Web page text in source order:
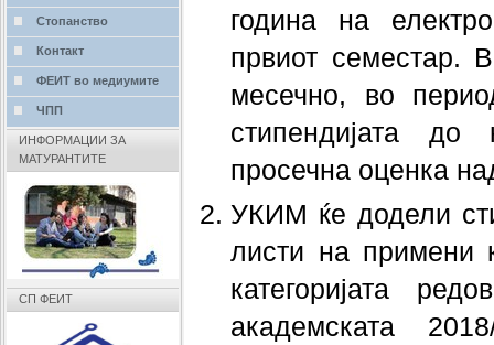
година на
првиот семестар.
месечно, во
стипендијата до
просечна оценка
УКИМ ќе додели
листи на примени
категоријата
академската
Стопанство
Контакт
ФЕИТ во медиумите
ЧПП
ИНФОРМАЦИИ ЗА
МАТУРАНТИТЕ
СП ФЕИТ